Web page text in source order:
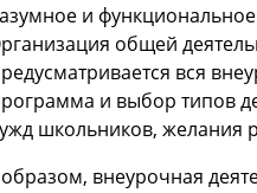
и
общей
вся
и выбор типов
школьников, желания
внеурочная